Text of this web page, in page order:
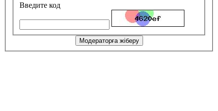
Введите код
Модераторға жіберу